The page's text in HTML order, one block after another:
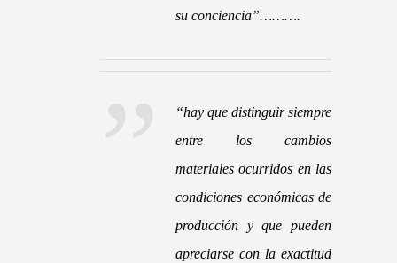
su conciencia”……….
“hay que distinguir siempre
entre los cambios
materiales ocurridos en las
condiciones económicas de
producción y que pueden
apreciarse con la exactitud